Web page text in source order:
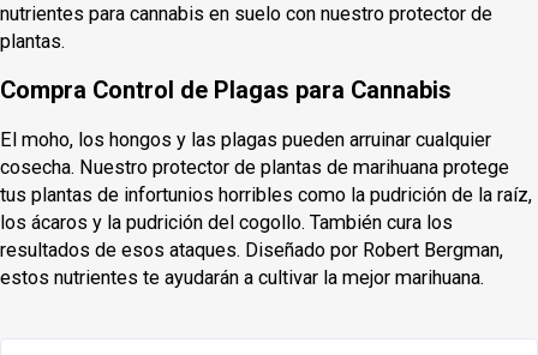
nutrientes para cannabis en suelo con nuestro protector de
plantas.
Compra Control de Plagas para Cannabis
El moho, los hongos y las plagas pueden arruinar cualquier
cosecha. Nuestro protector de plantas de marihuana protege
tus plantas de infortunios horribles como la pudrición de la raíz,
los ácaros y la pudrición del cogollo. También cura los
resultados de esos ataques. Diseñado por Robert Bergman,
estos nutrientes te ayudarán a cultivar la mejor marihuana.